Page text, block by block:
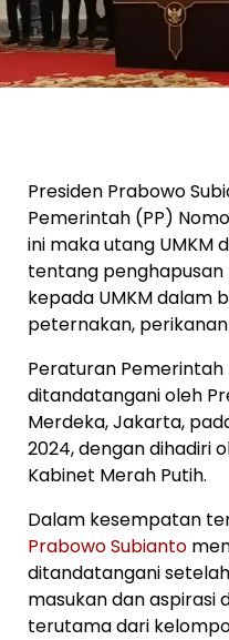
Presiden Prabowo
Pemerintah (PP)
ini maka utang UMKM
tentang
kepada UMKM dalam
peternakan,
Peraturan
ditandatangani oleh
Merdeka, Jakarta,
2024, dengan dihadiri
Kabinet Merah Putih.
Dalam kesempatan
Prabowo Subianto
ditandatangani
masukan dan aspirasi
terutama dari